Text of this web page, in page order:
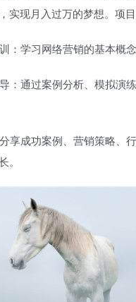
实现月入过万的梦想。项
：学习网络营销的基本概念
：通过案例分析、模拟演
享成功案例、营销策略、
。